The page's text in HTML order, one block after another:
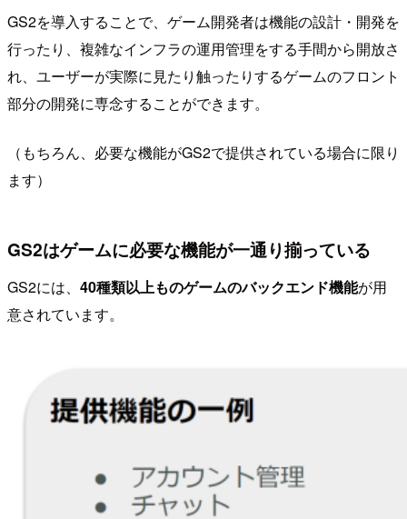
GS2を導入することで、ゲーム開発者は機能の設計・開発を
行ったり、複雑なインフラの運用管理をする手間から開放さ
れ、ユーザーが実際に見たり触ったりするゲームのフロント
部分の開発に専念することができます。
（もちろん、必要な機能がGS2で提供されている場合に限り
ます）
GS2はゲームに必要な機能が一通り揃っている
GS2には、 40種類以上ものゲームのバックエンド機能が用
意されています。